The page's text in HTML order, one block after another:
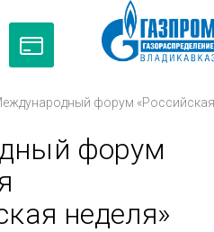
форум «Российская
форум
неделя»